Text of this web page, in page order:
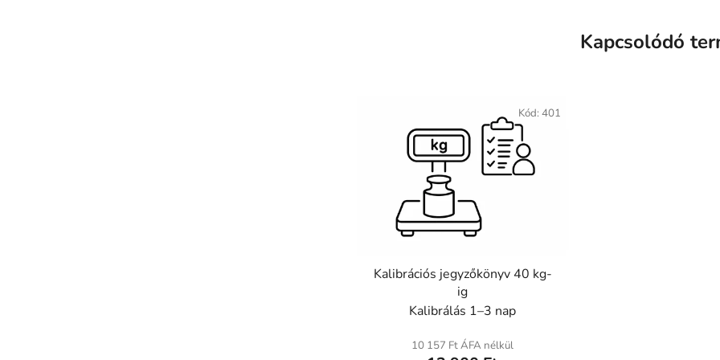
Kapcsolódó
Kalibrációs jegyzőkönyv 40 kg-
ig
Kalibrálás 1–3 nap
10 157 Ft ÁFA nélkül
Kód: 401